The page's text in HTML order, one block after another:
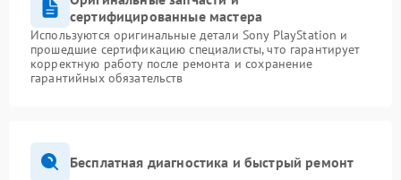
сертифицированные мастера
Используются оригинальные детали Sony PlayStation и
прошедшие сертификацию специалисты, что гарантирует
корректную работу после ремонта и сохранение
гарантийных обязательств
Бесплатная диагностика и быстрый ремонт